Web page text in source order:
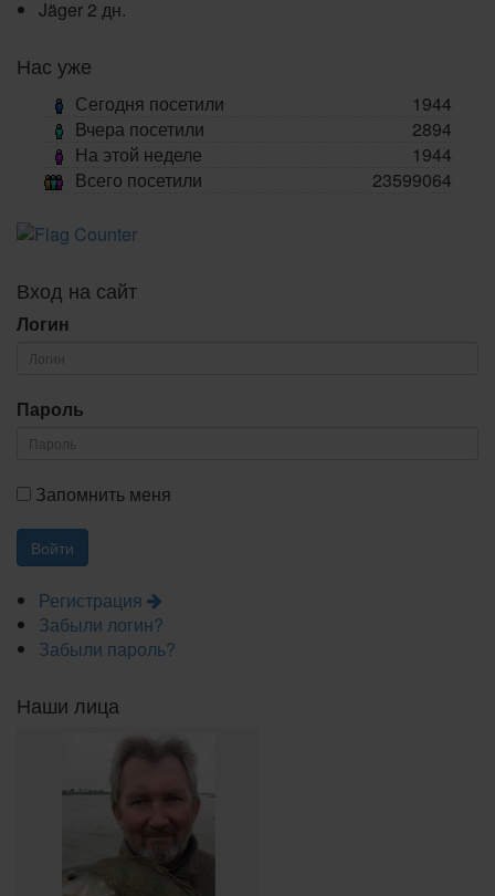
Jäger 2 дн.
Нас уже
Сегодня посетили
1944
Вчера посетили
2894
На этой неделе
1944
Всего посетили
23599064
Вход на сайт
Логин
Пароль
Запомнить меня
Регистрация
Забыли логин?
Забыли пароль?
Наши лица